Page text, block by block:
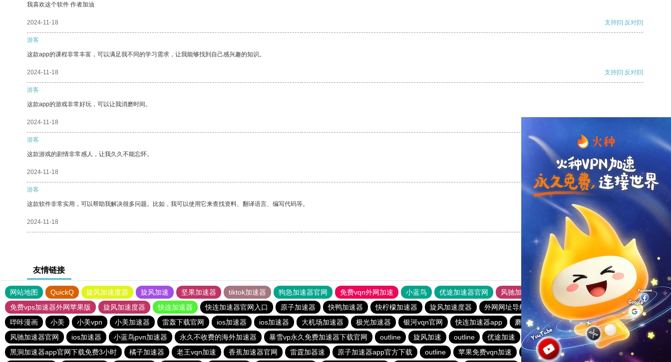
我喜欢这个软件 作者加油
2024-11-18 支持[0] 反对[0]
游客
这款app的课程非常丰富，可以满足我不同的学习需求，让我能够找到自己感兴趣的知识。
2024-11-18 支持[0] 反对[0]
游客
这款app的游戏非常好玩，可以让我消磨时间。
2024-11-18
游客
这款游戏的剧情非常感人，让我久久不能忘怀。
2024-11-18 支持 [0] 反对 [0]
游客
这款软件非常实用，可以帮助我解决很多问题。比如，我可以使用它来查找资料、翻译语言、编写代码等。
2024-11-18 支持
友情链接
网站地图 QuickQ 旋风加速度器 旋风加速 坚果加速器 tiktok加速器 狗急加速器官网 免费vqn外网加速 小蓝鸟 优途加速器官网 风驰加速器
旋风加速器
免费vps加速器外网苹果版
旋风加速度器 快连加速器 快连加速器官网入口 原子加速器 快鸭加速器 快柠檬加速器 旋风加速度器 外网网址导航 软件中心 雷霆加速
狂飙加速器
哔咔漫画
小美 小美vpn 小美加速器 雷轰下载官网 ios加速器 ios加速器 大机场加速器 极光加速器 银河vqn官网 快连加速器app 蘑菇加速器官网
蘑菇加速器
风驰加速器官网
ios加速器 小蓝鸟pvn加速器 永久不收费的海外加速器 暴雪vp永久免费加速器下载官网 outline 旋风加速 outline 优途加速
安卓加速器梯子
黑洞加速器app官网下载免费3小时
橘子加速器 老王vqn加速 香蕉加速器官网 雷霆加器速 原子加速器app官方下载 outline 苹果免费vqn加速 每天试用一小时加速器 落地机